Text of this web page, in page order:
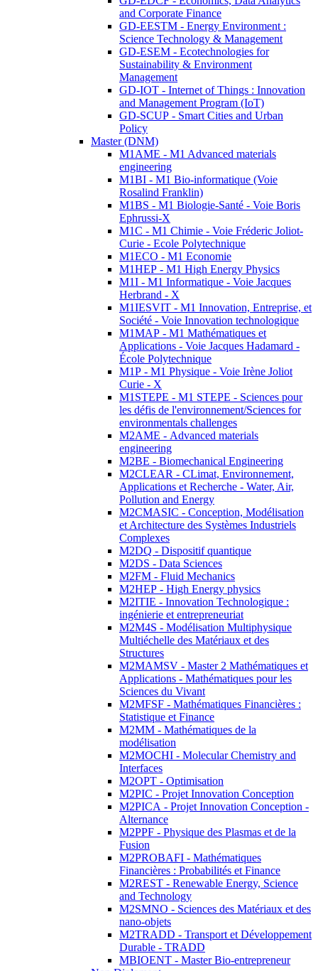
and Corporate Finance
GD-EESTM - Energy Environment :
Science Technology & Management
GD-ESEM - Ecotechnologies for
Sustainability & Environment
Management
GD-IOT - Internet of Things : Innovation
and Management Program (IoT)
GD-SCUP - Smart Cities and Urban
Policy
Master (DNM)
M1AME - M1 Advanced materials
engineering
M1BI - M1 Bio-informatique (Voie
Rosalind Franklin)
M1BS - M1 Biologie-Santé - Voie Boris
Ephrussi-X
M1C - M1 Chimie - Voie Fréderic Joliot-
Curie - Ecole Polytechnique
M1ECO - M1 Economie
M1HEP - M1 High Energy Physics
M1I - M1 Informatique - Voie Jacques
Herbrand - X
M1IESVIT - M1 Innovation, Entreprise, et
Société - Voie Innovation technologique
M1MAP - M1 Mathématiques et
Applications - Voie Jacques Hadamard -
École Polytechnique
M1P - M1 Physique - Voie Irène Joliot
Curie - X
M1STEPE - M1 STEPE - Sciences pour
les défis de l'environnement/Sciences for
environmentals challenges
M2AME - Advanced materials
engineering
M2BE - Biomechanical Engineering
M2CLEAR - CLimat, Environnement,
Applications et Recherche - Water, Air,
Pollution and Energy
M2CMASIC - Conception, Modélisation
et Architecture des Systèmes Industriels
Complexes
M2DQ - Dispositif quantique
M2DS - Data Sciences
M2FM - Fluid Mechanics
M2HEP - High Energy physics
M2ITIE - Innovation Technologique :
ingénierie et entrepreneuriat
M2M4S - Modélisation Multiphysique
Multiéchelle des Matériaux et des
Structures
M2MAMSV - Master 2 Mathématiques et
Applications - Mathématiques pour les
Sciences du Vivant
M2MFSF - Mathématiques Financières :
Statistique et Finance
M2MM - Mathématiques de la
modélisation
M2MOCHI - Molecular Chemistry and
Interfaces
M2OPT - Optimisation
M2PIC - Projet Innovation Conception
M2PICA - Projet Innovation Conception -
Alternance
M2PPF - Physique des Plasmas et de la
Fusion
M2PROBAFI - Mathématiques
Financières : Probabilités et Finance
M2REST - Renewable Energy, Science
and Technology
M2SMNO - Sciences des Matériaux et des
nano-objets
M2TRADD - Transport et Développement
Durable - TRADD
MBIOENT - Master Bio-entrepreneur